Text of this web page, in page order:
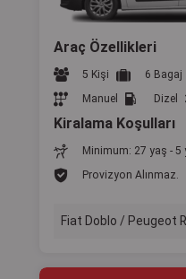
Araç Özellikleri
5 Kişi 6 Bagaj
Manuel
Dizel
Kiralama Koşulları
Minimum: 27 yaş - 5
Provizyon Alınmaz.
Fiat Doblo / Peugeot